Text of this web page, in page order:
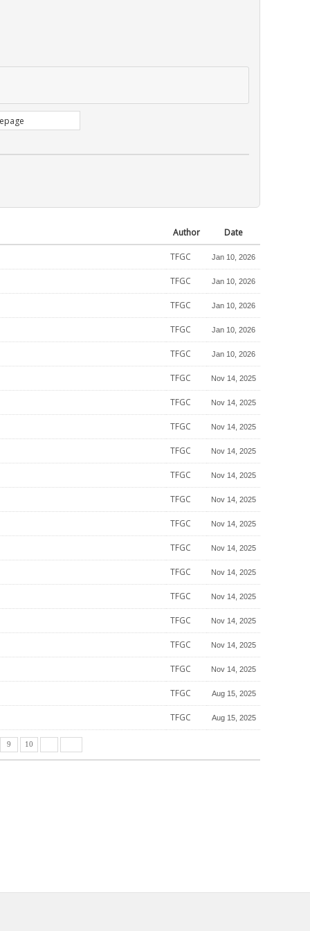
Author Date
TFGC Jan 10, 2026
TFGC Jan 10, 2026
TFGC Jan 10, 2026
TFGC Jan 10, 2026
TFGC Jan 10, 2026
TFGC Nov 14, 2025
TFGC Nov 14, 2025
TFGC Nov 14, 2025
TFGC Nov 14, 2025
TFGC Nov 14, 2025
TFGC Nov 14, 2025
TFGC Nov 14, 2025
TFGC Nov 14, 2025
TFGC Nov 14, 2025
TFGC Nov 14, 2025
TFGC Nov 14, 2025
TFGC Nov 14, 2025
TFGC Nov 14, 2025
TFGC Aug 15, 2025
TFGC Aug 15, 2025
9 10